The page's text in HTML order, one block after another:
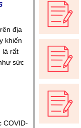
địa
khiến
là rất
sức
COVID-